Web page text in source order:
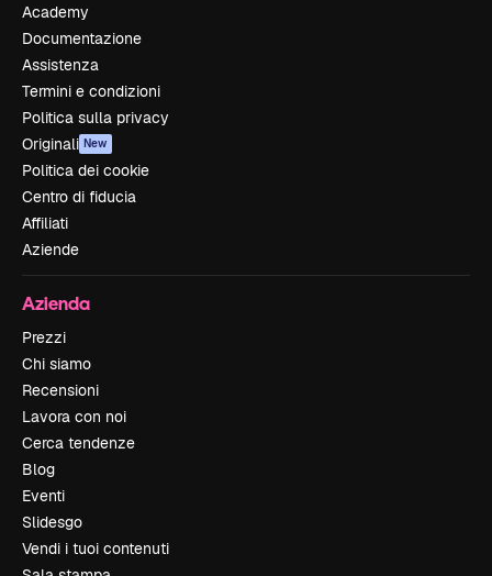
Academy
Documentazione
Assistenza
Termini e condizioni
Politica sulla privacy
Originali New
Politica dei cookie
Centro di fiducia
Affiliati
Aziende
Azienda
Prezzi
Chi siamo
Recensioni
Lavora con noi
Cerca tendenze
Blog
Eventi
Slidesgo
Vendi i tuoi contenuti